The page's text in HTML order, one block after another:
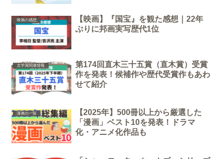
映画の感想
【映画】『国宝』を観た感想｜22年
ぶりに邦画実写歴代1位
文学賞関連情報
第174回直木三十五賞（直木賞）受賞
作を発表！候補作や歴代受賞作もあわ
せて紹介
漫画の一覧
【2025年】500冊以上から厳選した
「漫画」ベスト10を発表！ドラマ
化・アニメ化作品も